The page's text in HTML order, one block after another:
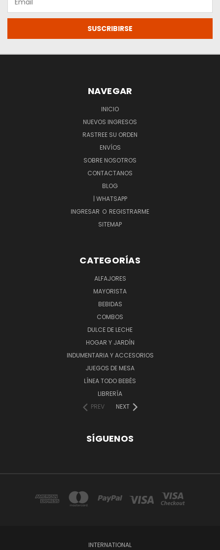
NAVEGAR
INICIO
NUEVOS INGRESOS
RASTREE SU ORDEN
ENVÍOS
SOBRE NOSOTROS
CONTACTANOS
BLOG
| WHATSAPP
INGRESAR O REGISTRARME
SITEMAP
CATEGORÍAS
ALFAJORES
MAYORISTA
BEBIDAS
COMBOS
DULCE DE LECHE
HOGAR Y JARDÍN
INDUMENTARIA Y ACCESORIOS
JUEGOS DE MESA
LÍNEA TODO BEBÉS
LIBRERÍA
PREV
NEXT
SÍGUENOS
INTERNATIONAL